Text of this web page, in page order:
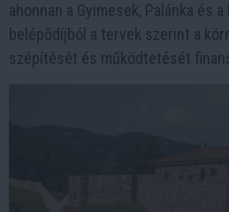
ahonnan a Gyimesek, Palánka és
belépődíjból a tervek szerint a
szépítését és működtetését